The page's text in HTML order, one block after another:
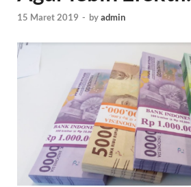
15 Maret 2019 - byadmin